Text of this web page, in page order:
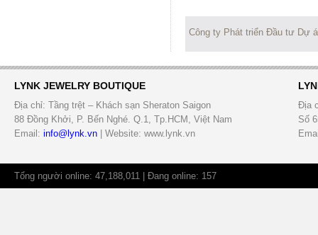
Công ty Phát triển Đầu tư Dự
LYNK JEWELRY BOUTIQUE
Địa chỉ: Tầng trệt – Khách sạn Sheraton Saigon
88 Đồng Khởi, P. Bến Nghé. Q.1, Tp.HCM, Việt Nam
Email: info@lynk.vn | Website: www.lynk.vn
Địa
Số
Tổng người online: 47,188,011 | Đang online: 157